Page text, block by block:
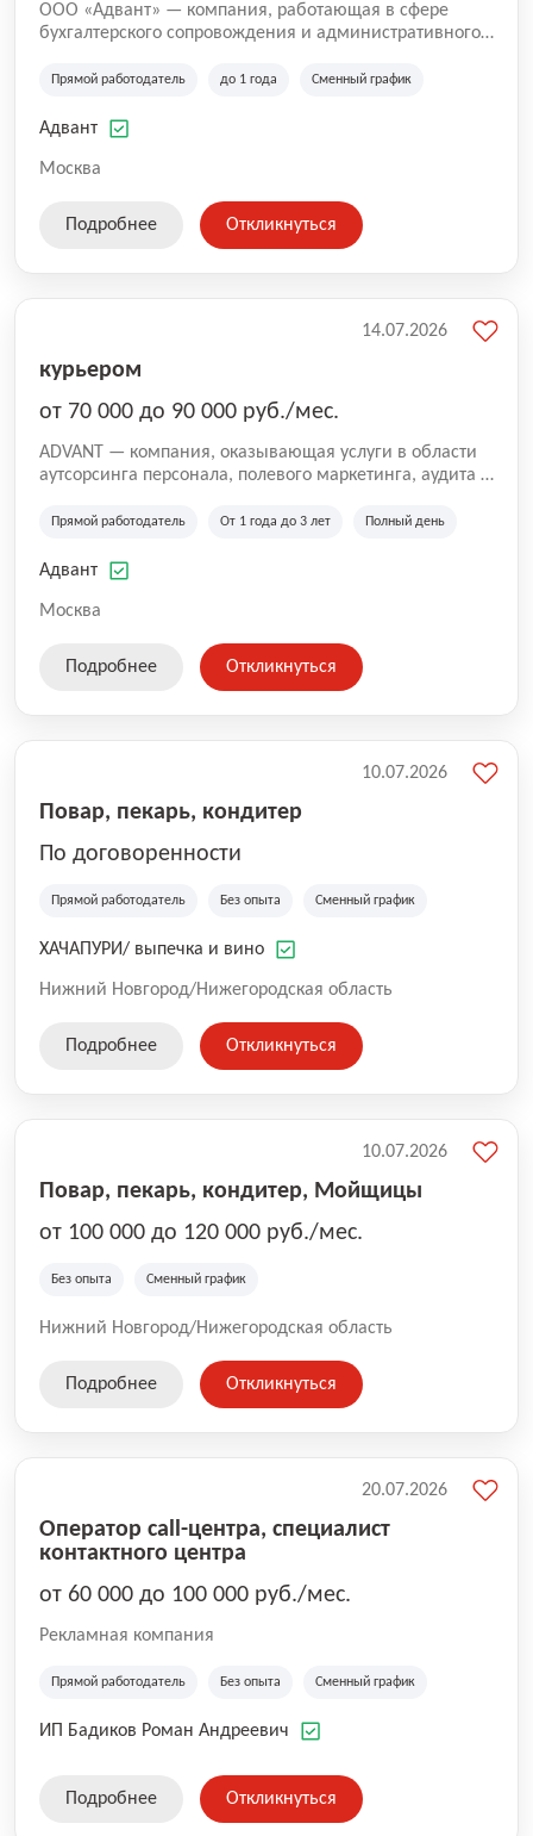
ООО «Адвант» — компания, работающая в сфере
бухгалтерского сопровождения и административного
зарегистрирована в Санкт-Петербурге и
лиц и коммерческих организаций.
Прямой работодатель до 1 года Сменный график
Адвант
Москва
Подробнее Откликнуться
курьером
от 70 000 до 90 000 руб./мес.
ADVANT — компания, оказывающая услуги в области
аутсорсинга персонала, полевого маркетинга, аудита и
региональных клиентов. Мы работаем на рынке с
Казахстана и Беларуси, сотрудничая с компаниями из
Прямой работодатель От 1 года до 3 лет Полный день
Адвант
Москва
14.07.2026
Подробнее Откликнуться
Повар, пекарь, кондитер
По договоренности
Прямой работодатель Без опыта Сменный график
ХАЧАПУРИ/ выпечка и вино
Нижний Новгород/Нижегородская область
10.07.2026
Подробнее Откликнуться
Повар, пекарь, кондитер, Мойщицы
от 100 000 до 120 000 руб./мес.
Без опыта Сменный график
Нижний Новгород/Нижегородская область
10.07.2026
Подробнее Откликнуться
Оператор call-центра, специалист
контактного центра
от 60 000 до 100 000 руб./мес.
Рекламная компания
Прямой работодатель Без опыта Сменный график
ИП Бадиков Роман Андреевич
20.07.2026
Подробнее Откликнуться